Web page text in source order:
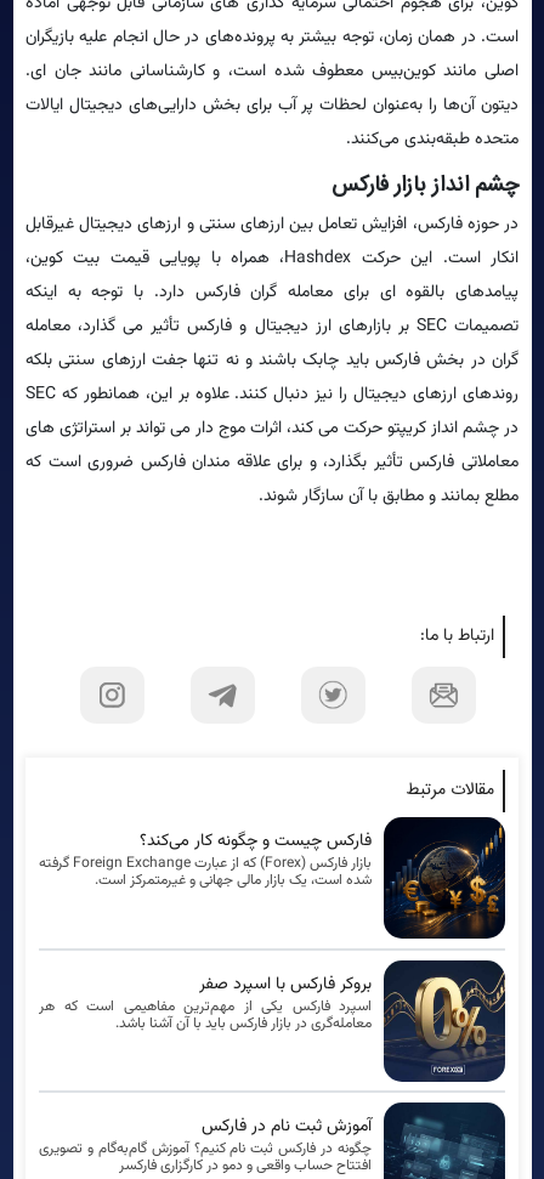
است. در همان زمان، توجه بیشتر به پرونده‌های در حال انجام علیه بازیگران
اصلی مانند کوین‌بیس معطوف شده است، و کارشناسانی مانند جان ای.
دیتون آن‌ها را به‌عنوان لحظات پر آب برای بخش دارایی‌های دیجیتال ایالات
متحده طبقه‌بندی می‌کنند.
چشم انداز بازار فارکس
در حوزه فارکس، افزایش تعامل بین ارزهای سنتی و ارزهای دیجیتال غیرقابل
انکار است. این حرکت Hashdex، همراه با پویایی قیمت بیت کوین،
پیامدهای بالقوه ای برای معامله گران فارکس دارد. با توجه به اینکه
تصمیمات SEC بر بازارهای ارز دیجیتال و فارکس تأثیر می گذارد، معامله
گران در بخش فارکس باید چابک باشند و نه تنها جفت ارزهای سنتی بلکه
روندهای ارزهای دیجیتال را نیز دنبال کنند. علاوه بر این، همانطور که SEC
در چشم انداز کریپتو حرکت می کند، اثرات موج دار می تواند بر استراتژی های
معاملاتی فارکس تأثیر بگذارد، و برای علاقه مندان فارکس ضروری است که
مطلع بمانند و مطابق با آن سازگار شوند.
ارتباط با ما:
مقالات مرتبط
فارکس چیست و چگونه کار می‌کند؟
بازار فارکس (Forex) که از عبارت Foreign Exchange گرفته
شده است، یک بازار مالی جهانی و غیرمتمرکز است.
بروکر فارکس با اسپرد صفر
اسپرد فارکس یکی از مهم‌ترین مفاهیمی است که هر
معامله‌گری در بازار فارکس باید با آن آشنا باشد.
آموزش ثبت نام در فارکس
چگونه در فارکس ثبت نام کنیم؟ آموزش گام‌به‌گام و تصویری
افتتاح حساب واقعی و دمو در کارگزاری فارکسر